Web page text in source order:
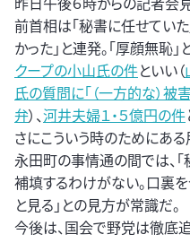
前首相は「秘書に任せていた
かった」と連発。「厚顔無恥」
クープの小山氏の件といい（
氏の質問に「（一方的な）被
弁）、河井夫婦１・５億円の件
さにこういう時のためにある
永田町の事情通の間では、
補填するわけがない。口裏
と見る」との見方が常識だ。
今後は、国会で野党は徹底追